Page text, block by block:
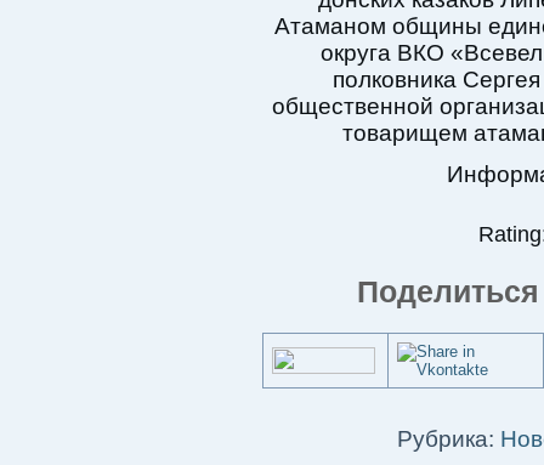
Атаманом общины
округа ВКО
полковника
общественной
товарищем
Рубрика: